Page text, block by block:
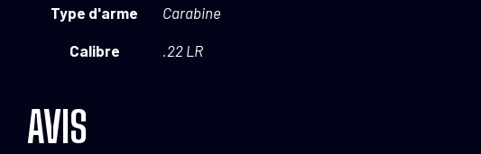
Type d'arme Carabine
Calibre .22 LR
AVIS